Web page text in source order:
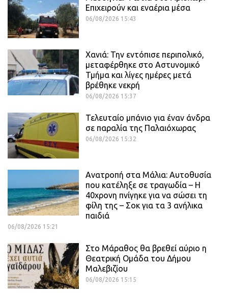
Επιχειρούν και εναέρια μέσα
06/08/2026 15:43
Χανιά: Την εντόπισε περιπολικό,
μεταφέρθηκε στο Αστυνομικό
Τμήμα και λίγες ημέρες μετά
βρέθηκε νεκρή
06/08/2026 15:37
Τελευταίο μπάνιο για έναν άνδρα
σε παραλία της Παλαιόχωρας
06/08/2026 15:32
Ανατροπή στα Μάλια: Αυτοθυσία
που κατέληξε σε τραγωδία – Η
40χρονη πνίγηκε για να σώσει τη
φίλη της – Σοκ για τα 3 ανήλικα
παιδιά
06/08/2026 15:21
Στο Μάραθος θα βρεθεί αύριο η
Θεατρική Ομάδα του Δήμου
Μαλεβιζίου
06/08/2026 15:15